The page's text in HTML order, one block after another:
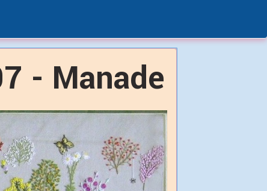
- Manade